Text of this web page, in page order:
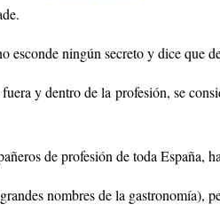
esconde ningún secreto y dice
y dentro de la profesión, se
de profesión de toda España,
nombres de la gastronomía),